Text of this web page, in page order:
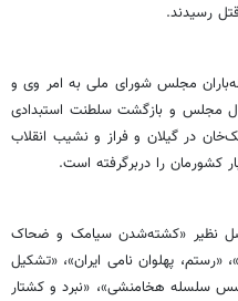
رسیدند.
مجلس شورای ملی به امر وی و
مجلس و بازگشت سلطنت استبدادی
در گیلان و فراز و نشیب انقلاب
کشورمان را دربرگرفته است.
نظیر «کشته‌شدن سیامک و ضحاک
پهلوان نامی ایران»، «تشکیل
سلسله هخامنشی»، «نبرد و کشتار